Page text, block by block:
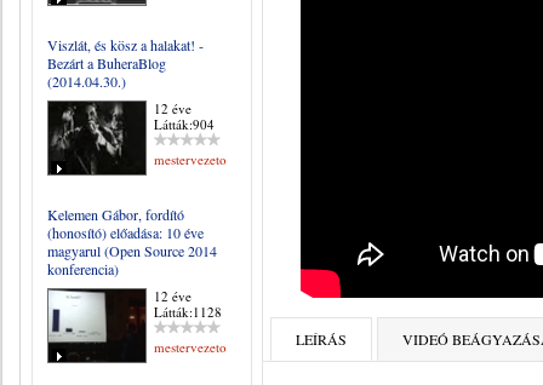
Viszlát, és kösz a halakat! -
Bezárt a BuheraBlog
(2014.04.30.)
12 éve
Látták:904
mestervezeto
Kelemen Gábor, fordító
(honosító) előadása: 10 éve
magyarul (Open Source 2014
konferencia)
12 éve
Látták:1128
mestervezeto
LEÍRÁS VIDEÓ